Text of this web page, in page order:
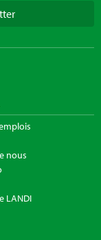
nous
LANDI